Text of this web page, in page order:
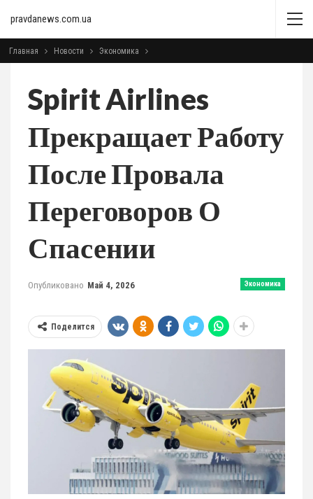
pravdanews.com.ua
Главная Новости Экономика
Spirit Airlines
Прекращает Работу
После Провала
Переговоров О
Спасении
Экономика
Опубликовано Май 4, 2026
Поделится